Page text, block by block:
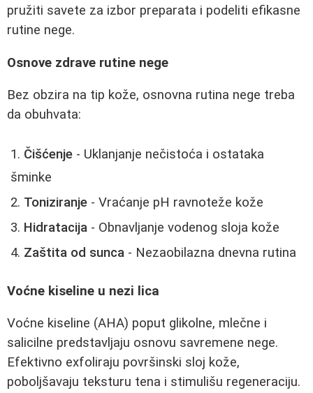
pružiti savete za izbor preparata i podeliti efikasne
rutine nege.
Osnove zdrave rutine nege
Bez obzira na tip kože, osnovna rutina nege treba
da obuhvata:
Čišćenje - Uklanjanje nečistoća i ostataka
šminke
Toniziranje - Vraćanje pH ravnoteže kože
Hidratacija - Obnavljanje vodenog sloja kože
Zaštita od sunca - Nezaobilazna dnevna rutina
Voćne kiseline u nezi lica
Voćne kiseline (AHA) poput glikolne, mlečne i
salicilne predstavljaju osnovu savremene nege.
Efektivno exfoliraju površinski sloj kože,
poboljšavaju teksturu tena i stimulišu regeneraciju.